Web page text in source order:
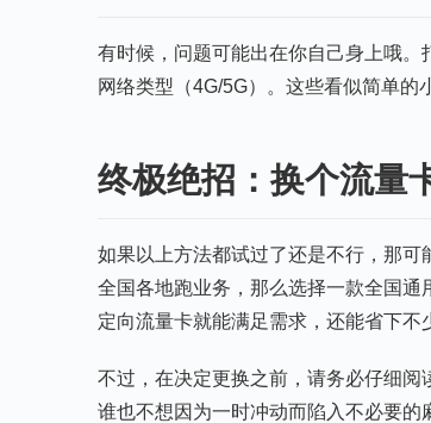
有时候，问题可能出在你自己身上哦
网络类型（4G/5G）。这些看似简单的
终极绝招：换个流量
如果以上方法都试过了还是不行，那
全国各地跑业务，那么选择一款全国
定向流量卡就能满足需求，还能省下不
不过，在决定更换之前，请务必仔细阅
谁也不想因为一时冲动而陷入不必要的